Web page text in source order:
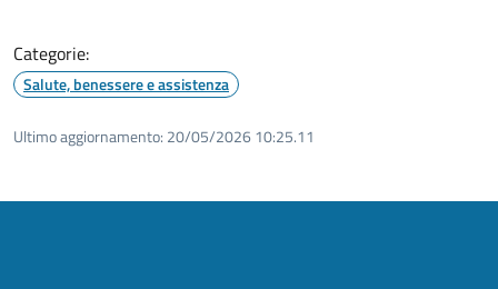
Categorie:
Salute, benessere e assistenza
Ultimo aggiornamento: 20/05/2026 10:25.11